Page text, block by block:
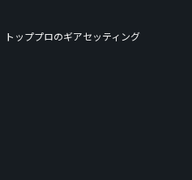
トッププロのギアセッティング